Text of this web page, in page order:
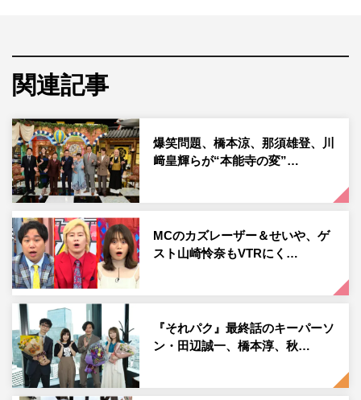
捕獲などに成功し、多くの感動を届けてきた。今回は、
『何かが起きている！？ 駿河湾×富山湾 テレビ初の大探査
近年、「リュウグウノツカイ」や「ダイオウイカ」など、
巨大深海モンスターが世界的にも異例の多さで目撃されて
いる富山湾。一体何が起こっているのか、水中ドローン撮
影のスペシャリストに協力を仰ぎ、釣り歴30年の照英と鈴
木香里武が撮影に挑む。
水深300メートル付近で、ホタルイカやズワイガニなど深
海で生きる生物の姿を捉えると「動く百科事典だ」と大は
しゃぎする照英。その後、この番組用に開発した超深海特
化型水中ドローンの試作機で水深1000メートルエリアへ
と撮影を進める。
富山湾最深部に水中ドローンが着底すると、そこには今回
関連記事
爆笑問題、橋本涼、那須雄登、川
﨑皇輝らが“本能寺の変”…
MCのカズレーザー＆せいや、ゲ
スト山崎怜奈もVTRにく…
『それパク』最終話のキーパーソ
ン・田辺誠一、橋本淳、秋…